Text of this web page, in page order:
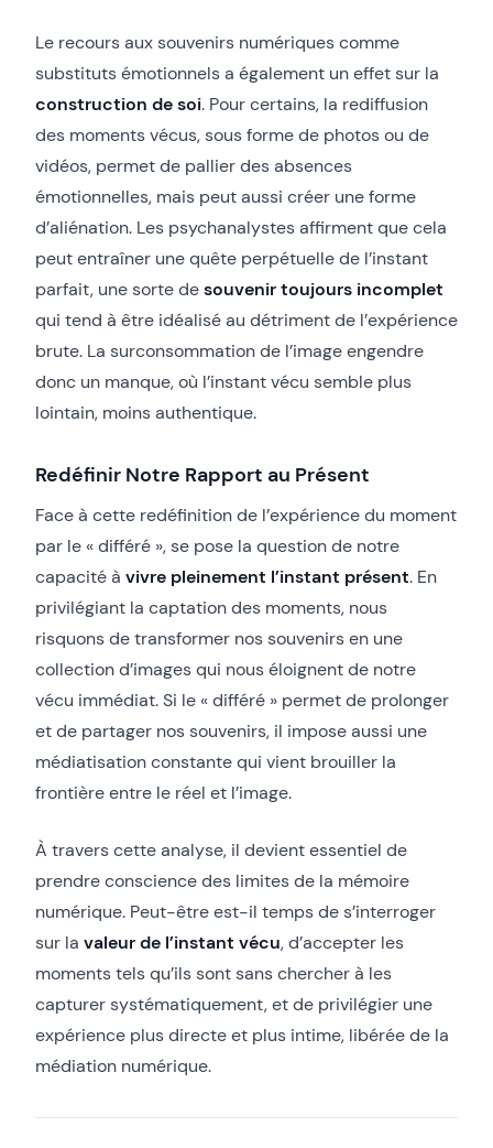
Le recours aux souvenirs numériques comme
substituts émotionnels a également un effet sur la
construction de soi. Pour certains, la rediffusion
des moments vécus, sous forme de photos ou de
vidéos, permet de pallier des absences
émotionnelles, mais peut aussi créer une forme
d’aliénation. Les psychanalystes affirment que cela
peut entraîner une quête perpétuelle de l’instant
parfait, une sorte desouvenir toujours incomplet
qui tend à être idéalisé au détriment de l’expérience
brute. La surconsommation de l’image engendre
donc un manque, où l’instant vécu semble plus
lointain, moins authentique.
Redéfinir Notre Rapport au Présent
Face à cette redéfinition de l’expérience du moment
par le « différé », se pose la question de notre
capacité à vivre pleinement l’instant présent. En
privilégiant la captation des moments, nous
risquons de transformer nos souvenirs en une
collection d’images qui nous éloignent de notre
vécu immédiat. Si le « différé » permet de prolonger
et de partager nos souvenirs, il impose aussi une
médiatisation constante qui vient brouiller la
frontière entre le réel et l’image.
À travers cette analyse, il devient essentiel de
prendre conscience des limites de la mémoire
numérique. Peut-être est-il temps de s’interroger
sur la valeur de l’instant vécu, d’accepter les
moments tels qu’ils sont sans chercher à les
capturer systématiquement, et de privilégier une
expérience plus directe et plus intime, libérée de la
médiation numérique.